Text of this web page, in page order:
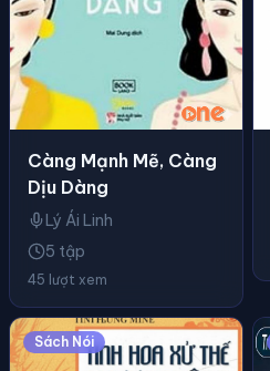
Càng Mạnh Mẽ, Càng
Dịu Dàng
Lý Ái Linh
5 tập
45 lượt xem
Sách Nói